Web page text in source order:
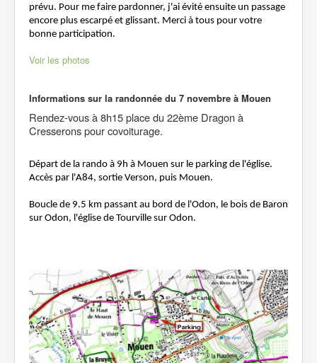
prévu. Pour me faire pardonner, j'ai évité ensuite un passage
encore plus escarpé et glissant. Merci à tous pour votre
bonne participation.
Voir les photos
Informations sur la randonnée du 7 novembre à Mouen
Rendez-vous à 8h15 place du 22ème Dragon à
Cresserons pour covoiturage.
Départ de la rando à 9h à Mouen sur le parking de l'église.
Accès par l'A84, sortie Verson, puis Mouen.
Boucle de 9.5 km passant au bord de l'Odon, le bois de Baron
sur Odon, l'église de Tourville sur Odon.